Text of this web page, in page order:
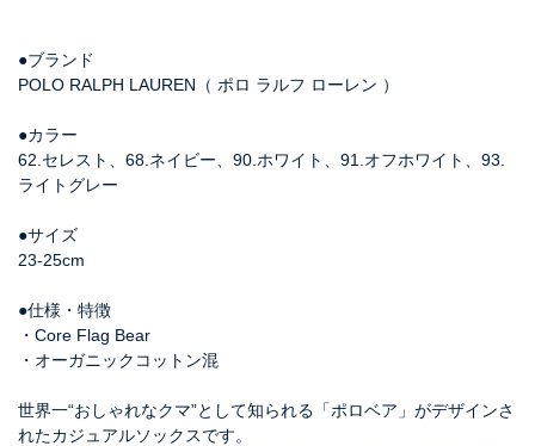
●ブランド
POLO RALPH LAUREN（ ポロ ラルフ ローレン ）
●カラー
62.セレスト、68.ネイビー、90.ホワイト、91.オフホワイト、93.
ライトグレー
●サイズ
23-25cm
●仕様・特徴
・Core Flag Bear
・オーガニックコットン混
世界一“おしゃれなクマ”として知られる「ポロベア」がデザインさ
れたカジュアルソックスです。